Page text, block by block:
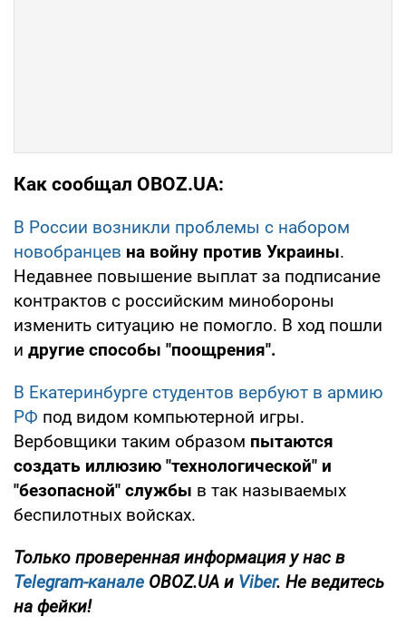
Как сообщал OBOZ.UA:
В России возникли проблемы с набором
новобранцев на войну против Украины.
Недавнее повышение выплат за подписание
контрактов с российским минобороны
изменить ситуацию не помогло. В ход пошли
и другие способы "поощрения".
В Екатеринбурге студентов вербуют в армию
РФ под видом компьютерной игры.
Вербовщики таким образом пытаются
создать иллюзию "технологической" и
"безопасной" службы в так называемых
беспилотных войсках.
Только проверенная информация у нас в
Telegram-канале OBOZ.UA и Viber. Не ведитесь
на фейки!